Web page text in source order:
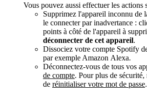
Vous pouvez aussi effectuer les actions
Supprimez l'appareil inconnu de
le connecter par inadvertance :
points à côté de l'appareil à
déconnecter de cet appareil.
Dissociez votre compte Spotify
par exemple Amazon Alexa.
Déconnectez-vous de tous vos
de compte. Pour plus de
de réinitialiser votre mot de passe.